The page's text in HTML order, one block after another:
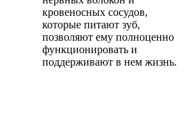
кровеносных сосудов,
которые питают зуб,
позволяют ему полноценно
функционировать и
поддерживают в нем жизнь.